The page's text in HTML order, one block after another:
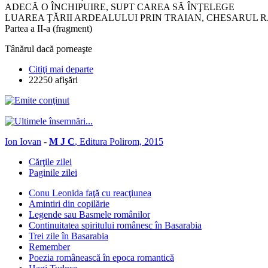
ADECĂ O ÎNCHIPUIRE, SUPT CAREA SĂ ÎNŢELEGE
LUAREA ŢĂRII ARDEALULUI PRIN TRAIAN, CHESARUL
Partea a II-a (fragment)
Tânărul dacă porneaşte
Citiţi mai departe
22250 afişări
Ion Iovan - M J C, Editura Polirom, 2015
Cărţile zilei
Paginile zilei
Conu Leonida faţă cu reacţiunea
Amintiri din copilărie
Legende sau Basmele românilor
Continuitatea spiritului românesc în Basarabia
Trei zile în Basarabia
Remember
Poezia românească în epoca romantică